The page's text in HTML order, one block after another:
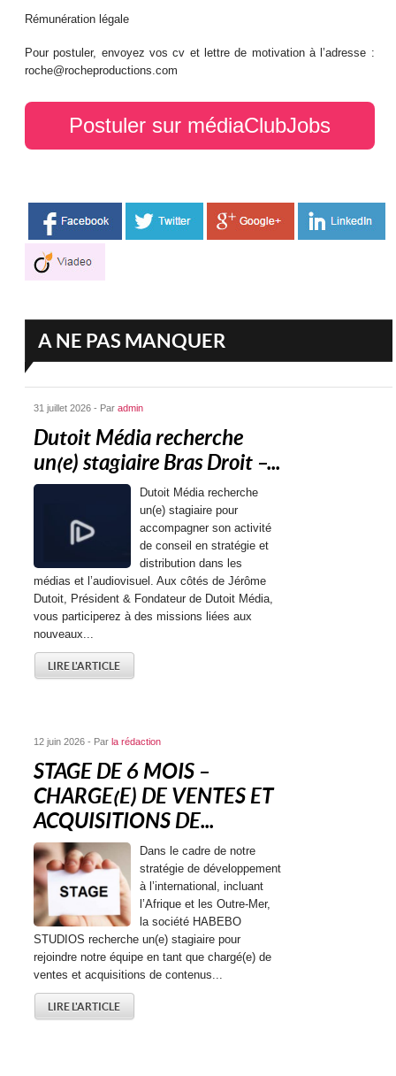
Rémunération légale
Pour postuler, envoyez vos cv et lettre de motivation à l’adresse :
roche@rocheproductions.com
Postuler sur médiaClubJobs
A NE PAS MANQUER
31 juillet 2026 - Paradmin
Dutoit Média recherche
un(e) stagiaire Bras Droit –...
Dutoit Média recherche
un(e) stagiaire pour
accompagner son activité
de conseil en stratégie et
distribution dans les
médias et l’audiovisuel. Aux côtés de Jérôme
Dutoit, Président & Fondateur de Dutoit Média,
vous participerez à des missions liées aux
nouveaux...
LIRE L'ARTICLE
12 juin 2026 - Parla rédaction
STAGE DE 6 MOIS –
CHARGE(E) DE VENTES ET
ACQUISITIONS DE...
Dans le cadre de notre
stratégie de développement
à l’international, incluant
l’Afrique et les Outre-Mer,
la société HABEBO
STUDIOS recherche un(e) stagiaire pour
rejoindre notre équipe en tant que chargé(e) de
ventes et acquisitions de contenus...
LIRE L'ARTICLE